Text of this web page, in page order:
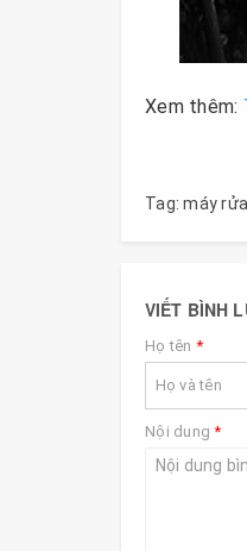
Xem thêm:
Tag: máy
VIẾT BÌNH
Họ tên *
Nội dung*